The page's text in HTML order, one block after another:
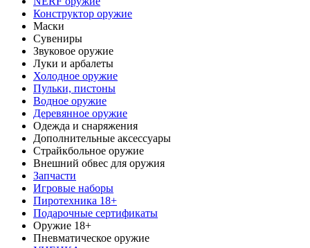
Конструктор оружие
Маски
Сувениры
Звуковое оружие
Луки и арбалеты
Холодное оружие
Пульки, пистоны
Водное оружие
Деревянное оружие
Одежда и снаряжения
Дополнительные аксессуары
Страйкбольное оружие
Внешний обвес для оружия
Запчасти
Игровые наборы
Пиротехника 18+
Подарочные сертификаты
Оружие 18+
Пневматическое оружие